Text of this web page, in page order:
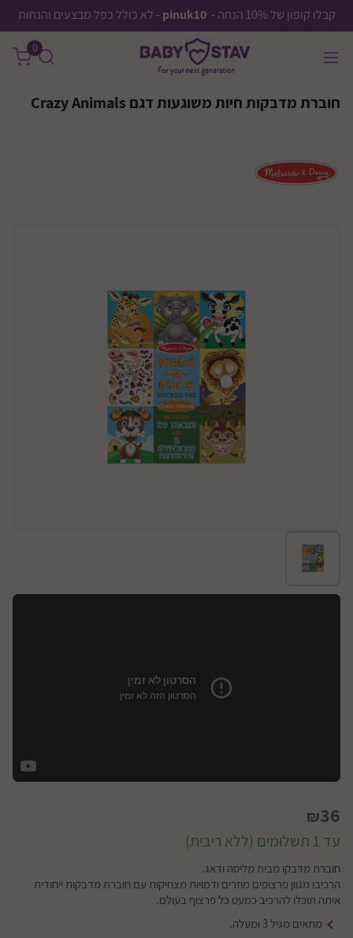
קבלו קופון של 10% הנחה - pinuk10 - לא כולל כפל מבצעים והנחות
0
חוברת מדבקות חיות משוגעות דגם Crazy Animals
₪36
עד 1 תשלומים (ללא ריבית)
חוברת מדבקו מבית מליסה ודאג.
הרכיבו מגוון פרצופים מוזרים ודמויות מצחיקות עם חוברת מדבקות ייחודית
איתה תוכלו להרכיב כמעט כל פרצוף בעולם.
מתאים מגיל 3 ומעלה.